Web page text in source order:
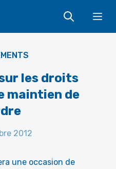
les droits
maintien de
2012
une occasion de